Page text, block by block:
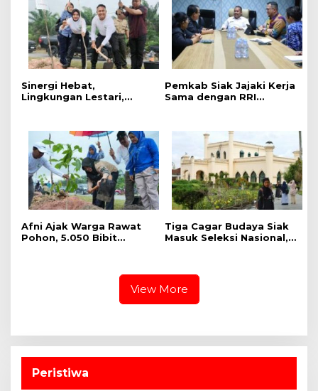
Sinergi Hebat,
Lingkungan Lestari,
Serentak ,Kapolres : Kita
Menanam Masa Depan
dan Harapan
Pemkab Siak Jajaki Kerja
Sama dengan RRI
Nasional
Afni Ajak Warga Rawat
Pohon, 5.050 Bibit
Tiga Cagar Budaya Siak
Masuk Seleksi Nasional,
View More
Peristiwa